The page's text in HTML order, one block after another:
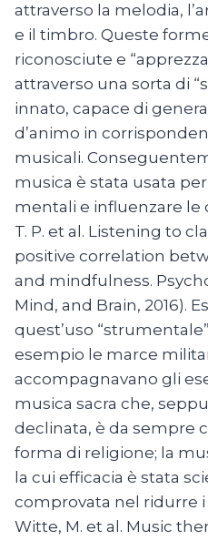
attraverso la melodia,
e il timbro. Queste
riconosciute e
attraverso una sorta di
innato, capace di
d’animo in
musicali.
musica è stata usata
mentali e influenzare le
T. P. et al. Listening to
positive correlation
and mindfulness.
Mind, and Brain, 2016).
quest’uso
esempio le marce
accompagnavano gli
musica sacra che,
declinata, è da sempre
forma di religione; la
la cui efficacia è stata
comprovata nel ridurre
Witte, M. et al. Music